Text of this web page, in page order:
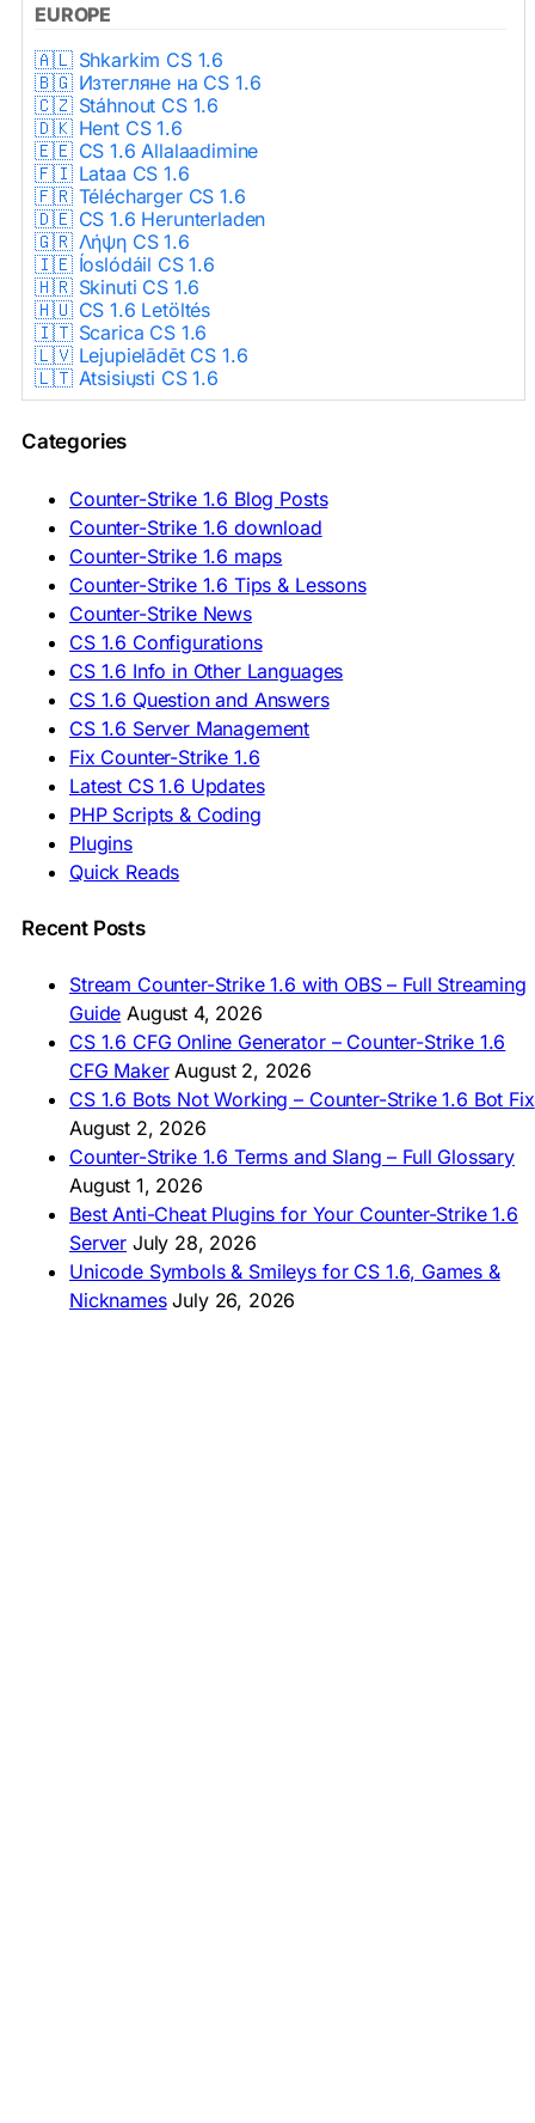
EUROPE
🇦🇱 Shkarkim CS 1.6
🇧🇬 Изтегляне на CS 1.6
🇨🇿 Stáhnout CS 1.6
🇩🇰 Hent CS 1.6
🇪🇪 CS 1.6 Allalaadimine
🇫🇮 Lataa CS 1.6
🇫🇷 Télécharger CS 1.6
🇩🇪 CS 1.6 Herunterladen
🇬🇷 Λήψη CS 1.6
🇮🇪 Íoslódáil CS 1.6
🇭🇷 Skinuti CS 1.6
🇭🇺 CS 1.6 Letöltés
🇮🇹 Scarica CS 1.6
🇱🇻 Lejupielādēt CS 1.6
🇱🇹 Atsisiųsti CS 1.6
🇳🇱 CS 1.6 Downloaden
🇵🇹 Descarregar CS 1.6
🇷🇺 Скачать CS 1.6
🇷🇸 Preuzmi CS 1.6
🇸🇰 Stiahnuť CS 1.6
🇸🇮 Prenesi CS 1.6
🇪🇸 Descargar CS 1.6
🇪🇸 Deskargatu CS 1.6
🇸🇪 Ladda ner CS 1.6
🇹🇷 CS 1.6 İndir
🇺🇦 Завантажити CS 1.6
ASIA & AFRICA
🇦🇿 CS 1.6 Yüklə
🇬🇪 CS 1.6 ჩამოტვირთვა
🇮🇳 CS 1.6 डाउनलोड
🇮🇩 Unduh CS 1.6
🇲🇾 CS 1.6 Muat Turun
🇲🇳 CS 1.6 Татах
🇵🇭 I-download CS 1.6
🇿🇦 Laai CS 1.6 af
AMERICAS
🇦🇷 Descargar CS 1.6
🇦🇷 CS 1.6 Edición Arg
🇧🇷 Baixar CS 1.6
🇵🇪 Descargar CS 1.6
Categories
Counter-Strike 1.6 Blog Posts
Counter-Strike 1.6 download
Counter-Strike 1.6 maps
Counter-Strike 1.6 Tips & Lessons
Counter-Strike News
CS 1.6 Configurations
CS 1.6 Info in Other Languages
CS 1.6 Question and Answers
CS 1.6 Server Management
Fix Counter-Strike 1.6
Latest CS 1.6 Updates
PHP Scripts & Coding
Plugins
Quick Reads
Recent Posts
Stream Counter-Strike 1.6 with OBS – Full Streaming
Guide August 4, 2026
CS 1.6 CFG Online Generator – Counter-Strike 1.6
CFG Maker August 2, 2026
CS 1.6 Bots Not Working – Counter-Strike 1.6 Bot Fix
August 2, 2026
Counter-Strike 1.6 Terms and Slang – Full Glossary
August 1, 2026
Best Anti-Cheat Plugins for Your Counter-Strike 1.6
Server July 28, 2026
Unicode Symbols & Smileys for CS 1.6, Games &
Nicknames July 26, 2026